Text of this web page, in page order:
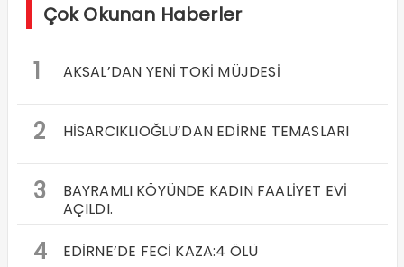
Çok Okunan Haberler
1 AKSAL’DAN YENİ TOKİ MÜJDESİ
2 HİSARCIKLIOĞLU’DAN EDİRNE TEMASLARI
3
BAYRAMLI KÖYÜNDE KADIN FAALİYET EVİ
AÇILDI.
4 EDİRNE’DE FECİ KAZA:4 ÖLÜ